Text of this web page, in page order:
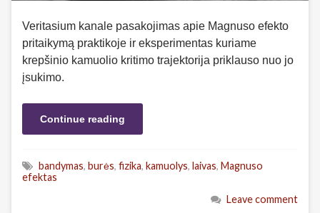
Veritasium kanale pasakojimas apie Magnuso efekto
pritaikymą praktikoje ir eksperimentas kuriame
krepšinio kamuolio kritimo trajektorija priklauso nuo jo
įsukimo.
Continue reading
bandymas, burės, fizika, kamuolys, laivas, Magnuso
efektas
Leave comment